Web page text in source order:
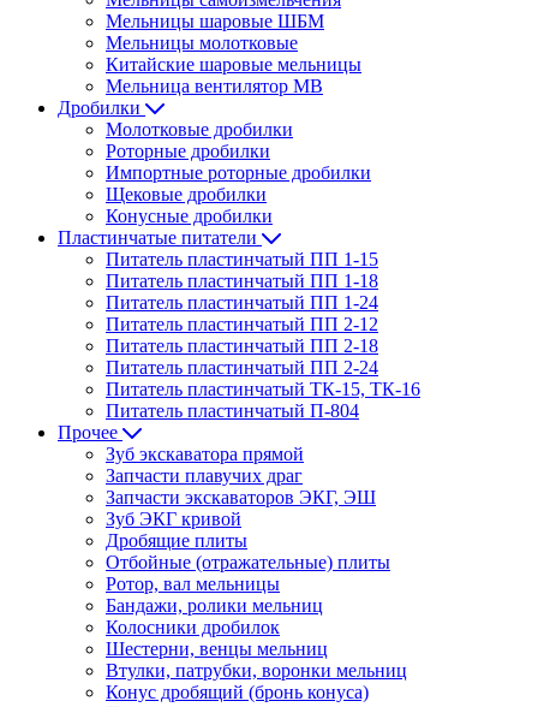
Мельницы шаровые ШБМ
Мельницы молотковые
Китайские шаровые мельницы
Мельница вентилятор МВ
Дробилки
Молотковые дробилки
Роторные дробилки
Импортные роторные дробилки
Щековые дробилки
Конусные дробилки
Пластинчатые питатели
Питатель пластинчатый ПП 1-15
Питатель пластинчатый ПП 1-18
Питатель пластинчатый ПП 1-24
Питатель пластинчатый ПП 2-12
Питатель пластинчатый ПП 2-18
Питатель пластинчатый ПП 2-24
Питатель пластинчатый ТК-15, ТК-16
Питатель пластинчатый П-804
Прочее
Зуб экскаватора прямой
Запчасти плавучих драг
Запчасти экскаваторов ЭКГ, ЭШ
Зуб ЭКГ кривой
Дробящие плиты
Отбойные (отражательные) плиты
Ротор, вал мельницы
Бандажи, ролики мельниц
Колосники дробилок
Шестерни, венцы мельниц
Втулки, патрубки, воронки мельниц
Конус дробящий (бронь конуса)